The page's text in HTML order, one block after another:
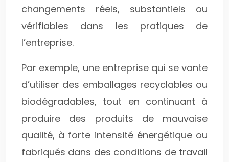
changements réels, substantiels ou
vérifiables dans les pratiques de
l’entreprise.
Par exemple, une entreprise qui se vante
d’utiliser des emballages recyclables ou
biodégradables, tout en continuant à
produire des produits de mauvaise
qualité, à forte intensité énergétique ou
fabriqués dans des conditions de travail